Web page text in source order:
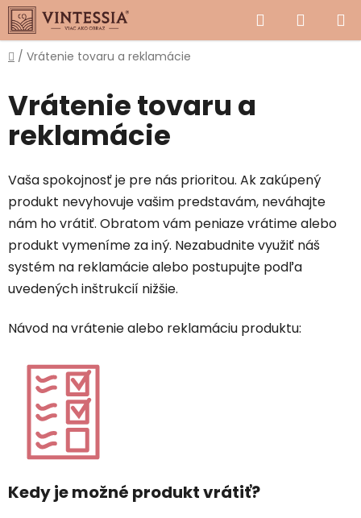
Prejsť
na
obsah
Hľadať
KOŠÍK
Domov
/ Vrátenie tovaru a reklamácie
Vrátenie tovaru a
reklamácie
Vaša spokojnosť je pre nás prioritou. Ak zakúpený
produkt nevyhovuje vašim predstavám, neváhajte
nám ho vrátiť. Obratom vám peniaze vrátime alebo
produkt vymeníme za iný. Nezabudnite využiť náš
systém na reklamácie alebo postupujte podľa
uvedených inštrukcií nižšie.
Návod na vrátenie alebo reklamáciu produktu:
Kedy je možné produkt vrátiť?